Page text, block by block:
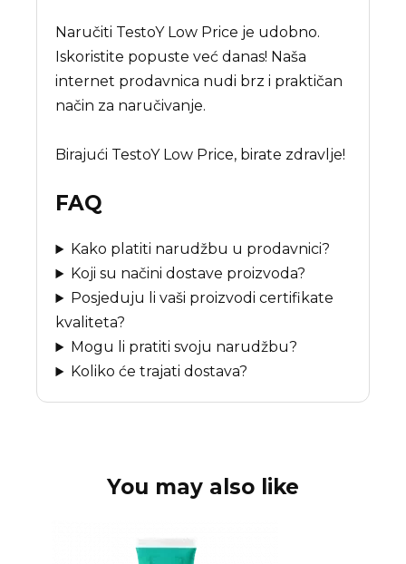
Naručiti TestoY Low Price je udobno.
Iskoristite popuste već danas! Naša
internet prodavnica nudi brz i praktičan
način za naručivanje.
Birajući TestoY Low Price, birate zdravlje!
FAQ
Kako platiti narudžbu u prodavnici?
Koji su načini dostave proizvoda?
Posjeduju li vaši proizvodi certifikate
kvaliteta?
Mogu li pratiti svoju narudžbu?
Koliko će trajati dostava?
You may also like